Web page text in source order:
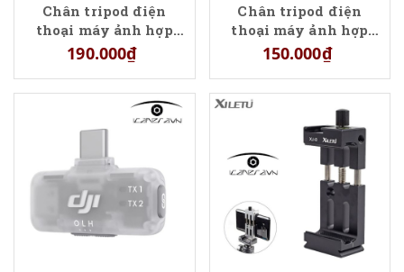
Chân tripod điện
thoại máy ảnh hợp
kim KL185
190.000₫
Chân tripod điện
thoại máy ảnh hợp
kim KL145BH chất
lượng cao giá rẻ
150.000₫